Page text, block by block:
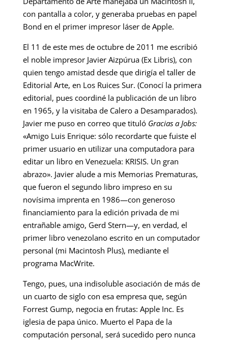
con pantalla a color, y generaba pruebas en papel
Bond en el primer impresor láser de Apple.
El 11 de este mes de octubre de 2011 me escribió
el noble impresor Javier Aizpúrua (Ex Libris), con
quien tengo amistad desde que dirigía el taller de
Editorial Arte, en Los Ruices Sur. (Conocí la primera
editorial, pues coordiné la publicación de un libro
en 1965, y la visitaba de Calero a Desamparados).
Javier me puso en correo que tituló Gracias a Jobs:
«Amigo Luis Enrique: sólo recordarte que fuiste el
primer usuario en utilizar una computadora para
editar un libro en Venezuela: KRISIS. Un gran
abrazo». Javier alude a mis Memorias Prematuras,
que fueron el segundo libro impreso en su
novísima imprenta en 1986—con generoso
financiamiento para la edición privada de mi
entrañable amigo, Gerd Stern—y, en verdad, el
primer libro venezolano escrito en un computador
personal (mi Macintosh Plus), mediante el
programa MacWrite.
Tengo, pues, una indisoluble asociación de más de
un cuarto de siglo con esa empresa que, según
Forrest Gump, negocia en frutas: Apple Inc. Es
iglesia de papa único. Muerto el Papa de la
computación personal, será sucedido pero nunca